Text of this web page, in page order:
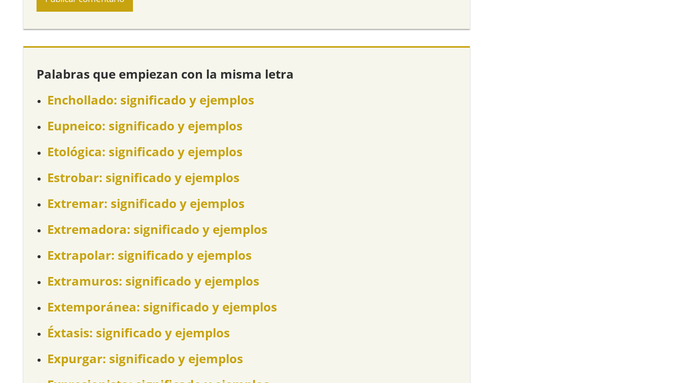
Palabras que empiezan con la misma letra
Enchollado: significado y ejemplos
Eupneico: significado y ejemplos
Etológica: significado y ejemplos
Estrobar: significado y ejemplos
Extremar: significado y ejemplos
Extremadora: significado y ejemplos
Extrapolar: significado y ejemplos
Extramuros: significado y ejemplos
Extemporánea: significado y ejemplos
Éxtasis: significado y ejemplos
Expurgar: significado y ejemplos